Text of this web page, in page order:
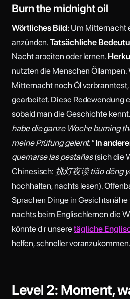
Burn the midnight oil
Wörtliches Bild: Um Mitternacht
anzünden.Tatsächliche
Nacht arbeiten oder lernen.
nutzten die Menschen Öllampen.
Mitternacht noch Öl
gearbeitet. Diese Redewendung
sobald man die Geschichte kennt.
habe die ganze Woche burning
meine Prüfung gelernt." In
quemarse las pestañas(sich die
Chinesisch: 挑灯夜读 tiǎo dēng
hochhalten, nachts lesen).
Sprachen Dinge in Gesichtsnähe
nachts beim Englischlernen die
könnte dir unseretägliche
helfen, schneller voranzukommen.
Level 2: Moment,